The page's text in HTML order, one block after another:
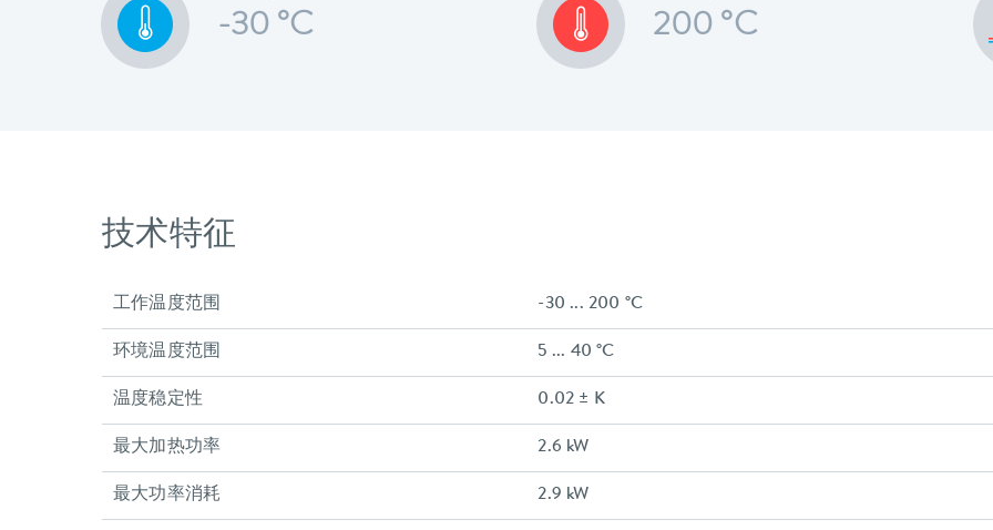
-30 °C 200 °C
技术特征
工作温度范围 -30 ... 200 °C
环境温度范围 5 ... 40 °C
温度稳定性 0.02 ± K
最大加热功率 2.6 kW
最大功率消耗 2.9 kW